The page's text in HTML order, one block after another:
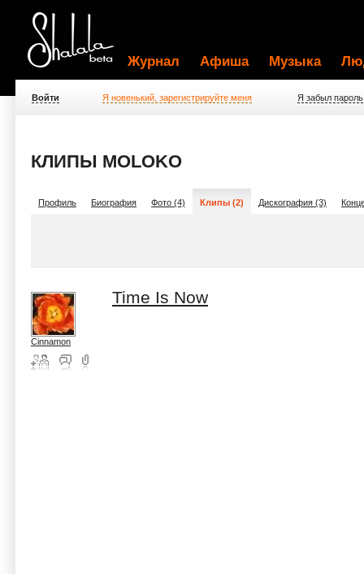
Журнал Афиша Музыка
Войти Я новенький, зарегистрируйте меня Я забыл пароль
КЛИПЫ MOLOKO
Профиль Биография Фото (4) Клипы (2) Дискография (3)
Cinnamon
Time Is Now